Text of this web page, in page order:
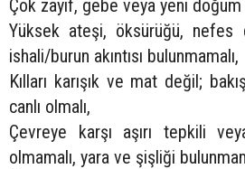
Çok zayıf, gebe veya yeni doğum
Yüksek ateşi, öksürüğü, nefes
ishali/burun akıntısı bulunmamalı,
Kılları karışık ve mat değil;
canlı olmalı,
Çevreye karşı aşırı tepkili
olmamalı, yara ve şişliği